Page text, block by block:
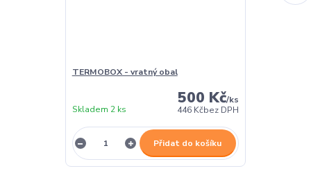
TERMOBOX - vratný obal
500 Kč/ks
446 Kčbez DPH
Skladem 2 ks
Přidat do košíku